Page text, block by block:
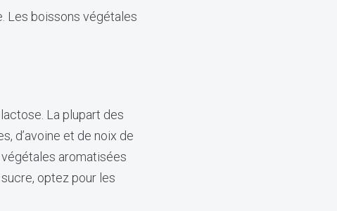
Les boissons végétales
La plupart des
d’avoine et de noix de
aromatisées
optez pour les